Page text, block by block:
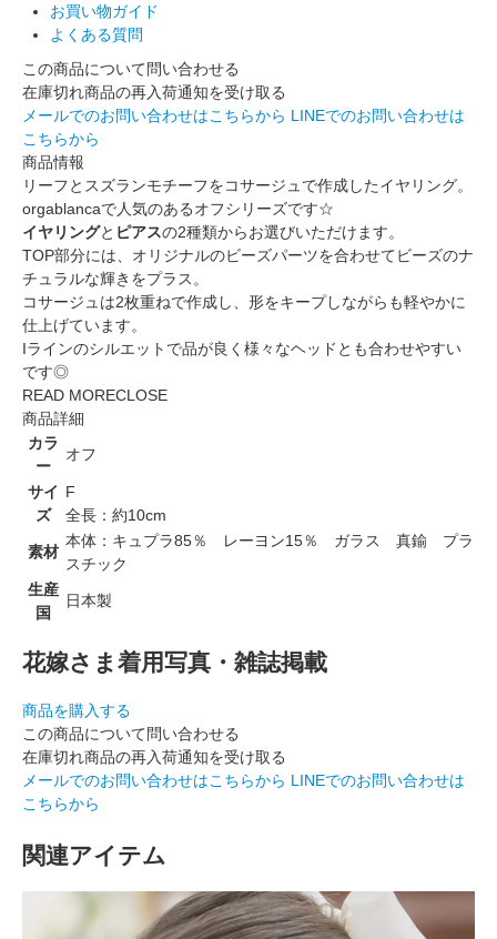
お買い物ガイド
よくある質問
この商品について問い合わせる
在庫切れ商品の再入荷通知を受け取る
メールでのお問い合わせはこちらから LINEでのお問い合わせは
こちらから
商品情報
リーフとスズランモチーフをコサージュで作成したイヤリング。
orgablancaで人気のあるオフシリーズです☆
イヤリングと ピアスの2種類からお選びいただけます。
TOP部分には、オリジナルのビーズパーツを合わせてビーズのナ
チュラルな輝きをプラス。
コサージュは2枚重ねで作成し、形をキープしながらも軽やかに
仕上げています。
Iラインのシルエットで品が良く様々なヘッドとも合わせやすい
です◎
READ MORECLOSE
商品詳細
カラ
ー
オフ
サイ
ズ
F
全長：約10cm
素材
本体：キュプラ85％ レーヨン15％ ガラス 真鍮 プラ
スチック
生産
国
日本製
花嫁さま着用写真・雑誌掲載
商品を購入する
この商品について問い合わせる
在庫切れ商品の再入荷通知を受け取る
メールでのお問い合わせはこちらから LINEでのお問い合わせは
こちらから
関連アイテム